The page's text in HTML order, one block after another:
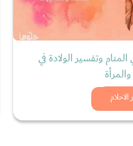
المنام وتفسير الولادة في
الان